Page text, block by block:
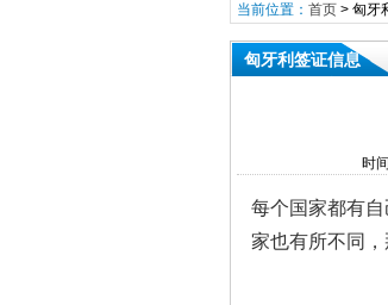
当前位置： 首页> 匈牙
匈牙利签证信息
时
每个国家都有
家也有所不同